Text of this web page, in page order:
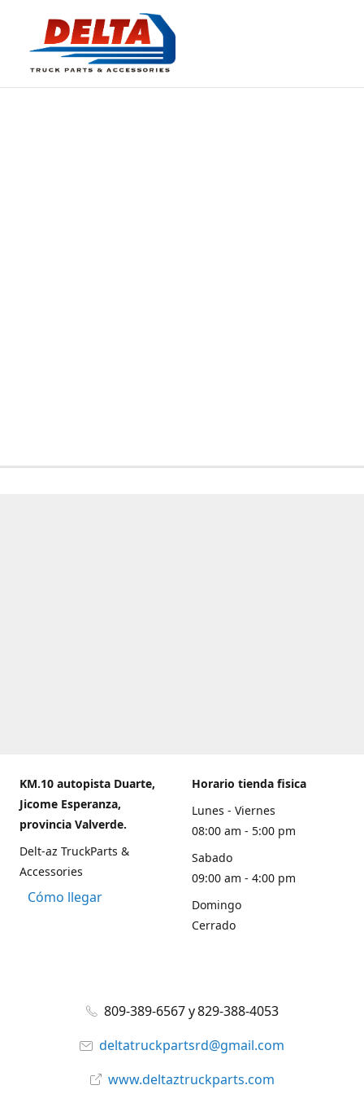
KM.10 autopista Duarte,
Jicome Esperanza,
provincia Valverde.
Delt-az TruckParts &
Accessories
Cómo llegar
Horario tienda fisica
Lunes - Viernes
08:00 am - 5:00 pm
Sabado
09:00 am - 4:00 pm
Domingo
Cerrado
809-389-6567 y 829-388-4053
deltatruckpartsrd@gmail.com
www.deltaztruckparts.com